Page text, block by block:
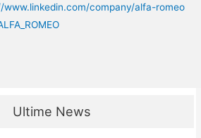
www.linkedin.com/company/alfa-romeo
Ultime News